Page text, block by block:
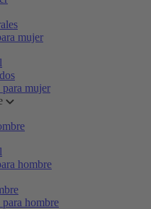
mujer
para mujer
hombre
para hombre